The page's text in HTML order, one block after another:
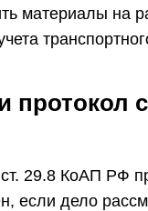
материалы на
протокол
29.8 КоАП РФ
если дело